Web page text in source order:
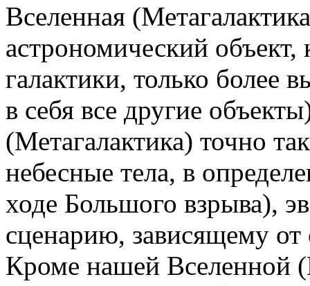
Вселенная
астрономический объект,
галактики, только более
в себя все другие
(Метагалактика) точно
небесные тела, в
ходе Большого взрыва),
сценарию, зависящему от
Кроме нашей Вселенной